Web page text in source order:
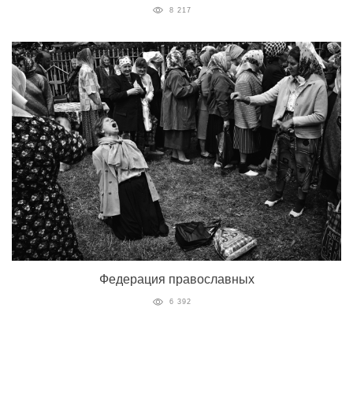
8 217
Федерация православных
6 392